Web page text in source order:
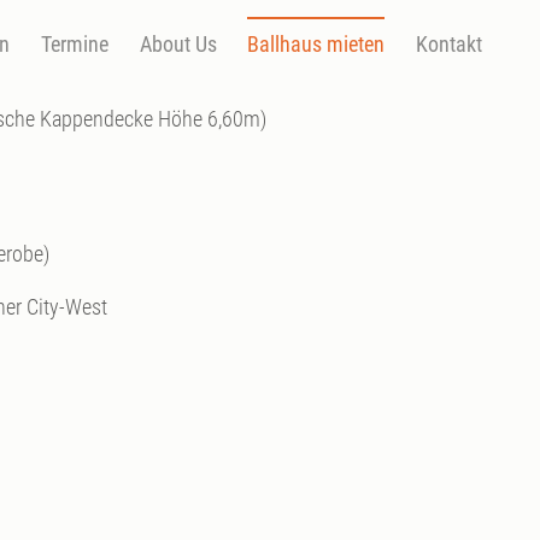
Termine About Us Ballhaus mieten Kontakt
Kappendecke Höhe 6,60m)
City-West